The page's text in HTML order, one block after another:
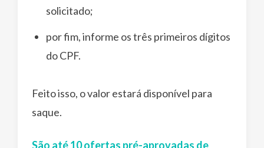
solicitado;
por fim, informe os três primeiros dígitos
do CPF.
Feito isso, o valor estará disponível para
saque.
São até 10 ofertas pré-aprovadas de